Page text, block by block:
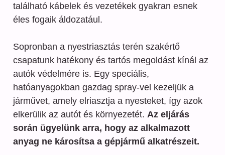
található kábelek és vezetékek gyakran esnek
éles fogaik áldozatául.
Sopronban a nyestriasztás terén szakértő
csapatunk hatékony és tartós megoldást kínál az
autók védelmére is. Egy speciális,
hatóanyagokban gazdag spray-vel kezeljük a
járművet, amely elriasztja a nyesteket, így azok
elkerülik az autót és környezetét. Az eljárás
során ügyelünk arra, hogy az alkalmazott
anyag ne károsítsa a gépjármű alkatrészeit.